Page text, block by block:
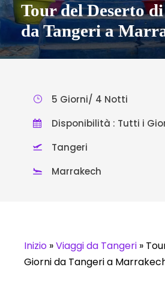
Tour del Deserto
da Tangeri a
5 Giorni/ 4 Notti
Disponibilità : Tutti i
Tangeri
Marrakech
Inizio »Viaggi da Tangeri »
Giorni da Tangeri a